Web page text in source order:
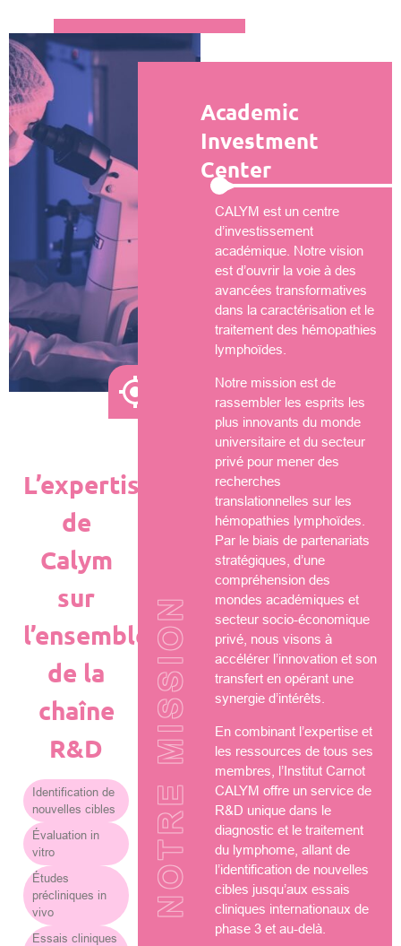
L’expertise
de
Calym
sur
l’ensemble
de la
chaîne
R&D
Identification de
nouvelles cibles
Évaluation in
vitro
Études
précliniques in
vivo
Essais cliniques
NOTRE MISSION
Academic
Investment
Center
CALYM est un centre
d’investissement
académique. Notre vision
est d’ouvrir la voie à des
avancées transformatives
dans la caractérisation et le
traitement des hémopathies
lymphoïdes.
Notre mission est de
rassembler les esprits les
plus innovants du monde
universitaire et du secteur
privé pour mener des
recherches
translationnelles sur les
hémopathies lymphoïdes.
Par le biais de partenariats
stratégiques, d’une
compréhension des
mondes académiques et
secteur socio-économique
privé, nous visons à
accélérer l’innovation et son
transfert en opérant une
synergie d’intérêts.
En combinant l’expertise et
les ressources de tous ses
membres, l’Institut Carnot
CALYM offre un service de
R&D unique dans le
diagnostic et le traitement
du lymphome, allant de
l’identification de nouvelles
cibles jusqu’aux essais
cliniques internationaux de
phase 3 et au-delà.